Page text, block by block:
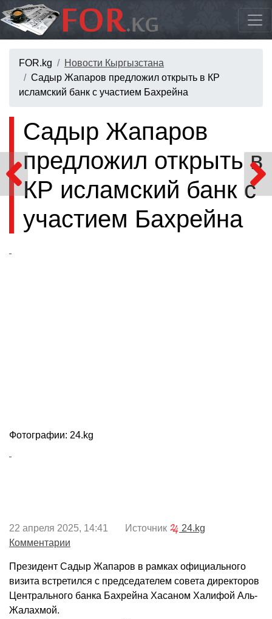
FOR.kg
Новости Кыргызстана
Садыр Жапаров предложил открыть в КР
исламский банк с участием Бахрейна
Садыр Жапаров
предложил открыть в
КР исламский банк с
участием Бахрейна
Фотографии: 24.kg
22 апреля 2025, 14:41 Источник
24.kg
Комментарии
Президент Садыр Жапаров в рамках официального
визита встретился с председателем совета директоров
Центрального банка Бахрейна Хасаном Халифой Аль-
Жалахмой.